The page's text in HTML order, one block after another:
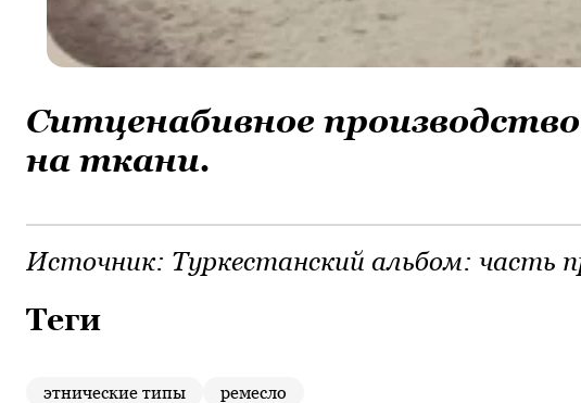
Ситценабивное
на ткани.
Источник: Туркестанский альбом: часть
Теги
этнические типы ремесло